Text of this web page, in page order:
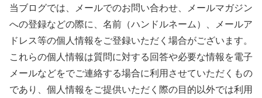
当ブログでは、メールでのお問い合わせ、メールマガジン
への登録などの際に、名前（ハンドルネーム）、メールア
ドレス等の個人情報をご登録いただく場合がございます。
これらの個人情報は質問に対する回答や必要な情報を電子
メールなどをでご連絡する場合に利用させていただくもの
であり、個人情報をご提供いただく際の目的以外では利用